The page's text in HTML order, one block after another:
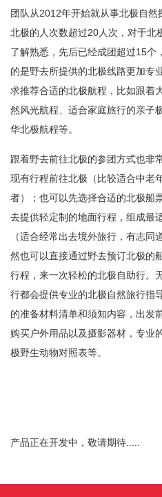
团队从2012年开始就从事北极自
北极的人次数超过20人次，对于北
了解熟悉，先后已经成团超过15个
的是野去所提供的北极线路更加专
求推荐合适的北极航程，比如跟着
然风光航程、适合家庭旅行的亲子
华北极航程等。
跟着野去前往北极的参团方式也非
现有行程前往北极（比较适合中老
者）；也可以先选择合适的北极船
去提供轻定制的地面行程，组成最
（适合经常出去境外旅行，有志同
然也可以直接通过野去预订北极的
行程，来一次轻松的北极自助行。
行都会提供专业的北极自然旅行指
的准备材料清单和须知内容，出发
购买户外用品以及摄影器材，专业
极野生动物对照表等。
产品正在开发中，敬请期待.....